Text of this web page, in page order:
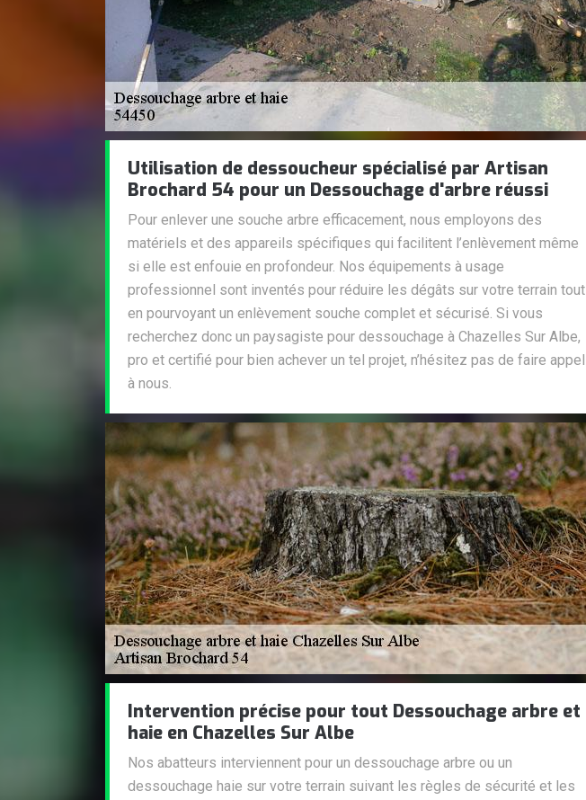
Utilisation de dessoucheur spécialisé par Artisan
Brochard 54 pour un Dessouchage d'arbre réussi
Pour enlever une souche arbre efficacement, nous employons des
matériels et des appareils spécifiques qui facilitent l’enlèvement même
si elle est enfouie en profondeur. Nos équipements à usage
professionnel sont inventés pour réduire les dégâts sur votre terrain tout
en pourvoyant un enlèvement souche complet et sécurisé. Si vous
recherchez donc un paysagiste pour dessouchage à Chazelles Sur Albe,
pro et certifié pour bien achever un tel projet, n’hésitez pas de faire appel
à nous.
Intervention précise pour tout Dessouchage arbre et
haie en Chazelles Sur Albe
Nos abatteurs interviennent pour un dessouchage arbre ou un
dessouchage haie sur votre terrain suivant les règles de sécurité et les